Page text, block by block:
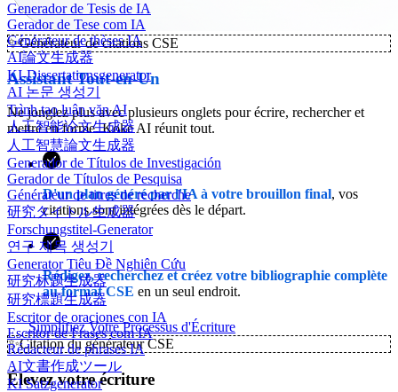
Generador de Tesis de IA
Gerador de Tese com IA
Générateur de thèses IA
AI論文生成器
KI-Dissertationsgenerator
AI 논문 생성기
Trình tạo luận văn AI
人工智能论文生成器
人工智慧論文生成器
Generador de Títulos de Investigación
Gerador de Títulos de Pesquisa
Générateur de titres de recherche
研究タイトル生成器
Forschungstitel-Generator
연구 제목 생성기
Generator Tiêu Đề Nghiên Cứu
研究标题生成器
研究標題生成器
Escritor de oraciones con IA
Escritor de Frases com IA
Rédacteur de phrases IA
AI文書作成ツール
KI Satzgenerator
✨Générateur de citations CSE
Assistant Tout-en-Un
Ne jonglez plus avec plusieurs onglets pour écrire, rechercher et
mettre en forme. Koke AI réunit tout.
D'un plan généré par l'IA à votre brouillon final, vos
citations sont intégrées dès le départ.
Rédigez, recherchez et créez votre bibliographie complète
au format CSE en un seul endroit.
Simplifiez Votre Processus d'Écriture
✨Citation du générateur CSE
Élevez votre écriture